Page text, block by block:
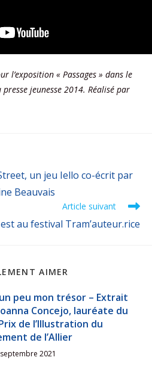
l’exposition « Passages » dans le
jeunesse 2014. Réalisé par
un jeu Iello co-écrit par
Beauvais
Article suivant
au festival Tram’auteur.rice
AIMER
peu mon trésor – Extrait
Concejo, lauréate du
de l’Illustration du
de l’Allier
2021